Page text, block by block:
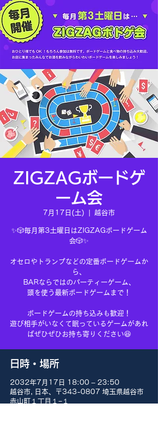
ZIGZAGボードゲ
ーム会
7月17日(土) 越谷市
✨🎲毎月第3土曜日はZIGZAGボードゲーム
会🎲✨
オセロやトランプなどの定番ボードゲームか
ら、
BARならではのパーティーゲーム、
頭を使う最新ボードゲームまで！
ボードゲームの持ち込みも歓迎！
遊び相手がいなくて眠っているゲームがあれ
ばぜひぜひお持ち寄りください😆
日時・場所
2032年7月17日 18:00 – 23:50
越谷市, 日本、〒343-0807 埼玉県越谷市
赤山町１丁目１−１